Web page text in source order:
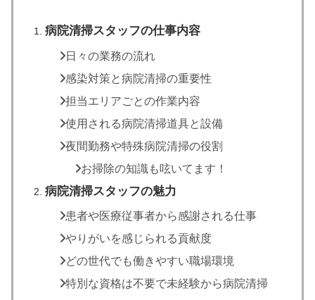
病院清掃スタッフの仕事内容
日々の業務の流れ
感染対策と病院清掃の重要性
担当エリアごとの作業内容
使用される病院清掃道具と設備
夜間勤務や特殊病院清掃の役割
お掃除の知識も呟いてます！
病院清掃スタッフの魅力
患者や医療従事者から感謝される仕事
やりがいを感じられる貢献度
どの世代でも働きやすい職場環境
特別な資格は不要で未経験から病院清掃